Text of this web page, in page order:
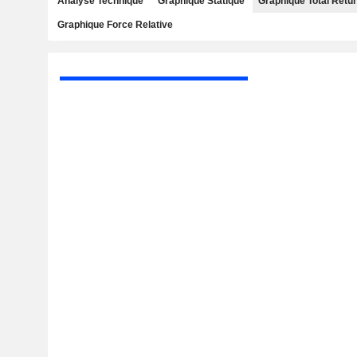
Graphique Force Relative